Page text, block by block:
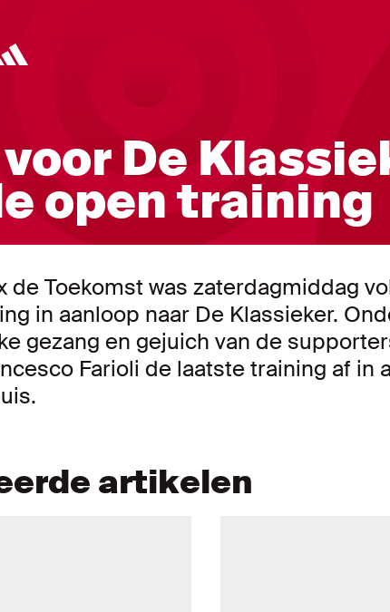
De
open training
de Toekomst was zaterdagmiddag
in aanloop naar De Klassieker.
gezang en gejuich van de
Farioli de laatste training af in
artikelen